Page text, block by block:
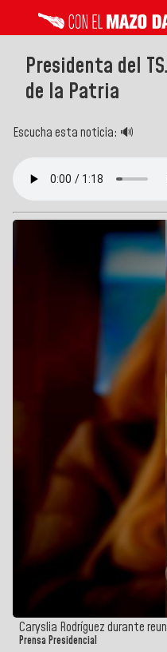
Presidenta del
de la Patria
Escucha esta noticia: 🔊
Caryslia Rodríguez durante
Prensa Presidencial